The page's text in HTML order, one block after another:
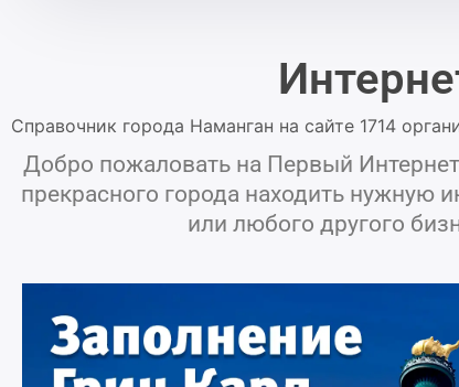
Справочник города Наманган на сайте 1714
Добро пожаловать на Первый
прекрасного города находить нужную
или любого другого